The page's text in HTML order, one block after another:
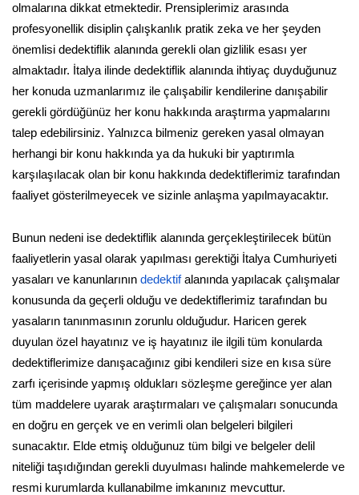
olmalarına dikkat etmektedir. Prensiplerimiz arasında
profesyonellik disiplin çalışkanlık pratik zeka ve her şeyden
önemlisi dedektiflik alanında gerekli olan gizlilik esası yer
almaktadır. İtalya ilinde dedektiflik alanında ihtiyaç duyduğunuz
her konuda uzmanlarımız ile çalışabilir kendilerine danışabilir
gerekli gördüğünüz her konu hakkında araştırma yapmalarını
talep edebilirsiniz. Yalnızca bilmeniz gereken yasal olmayan
herhangi bir konu hakkında ya da hukuki bir yaptırımla
karşılaşılacak olan bir konu hakkında dedektiflerimiz tarafından
faaliyet gösterilmeyecek ve sizinle anlaşma yapılmayacaktır.
Bunun nedeni ise dedektiflik alanında gerçekleştirilecek bütün
faaliyetlerin yasal olarak yapılması gerektiği İtalya Cumhuriyeti
yasaları ve kanunlarının dedektifalanında yapılacak çalışmalar
konusunda da geçerli olduğu ve dedektiflerimiz tarafından bu
yasaların tanınmasının zorunlu olduğudur. Haricen gerek
duyulan özel hayatınız ve iş hayatınız ile ilgili tüm konularda
dedektiflerimize danışacağınız gibi kendileri size en kısa süre
zarfı içerisinde yapmış oldukları sözleşme gereğince yer alan
tüm maddelere uyarak araştırmaları ve çalışmaları sonucunda
en doğru en gerçek ve en verimli olan belgeleri bilgileri
sunacaktır. Elde etmiş olduğunuz tüm bilgi ve belgeler delil
niteliği taşıdığından gerekli duyulması halinde mahkemelerde ve
resmi kurumlarda kullanabilme imkanınız mevcuttur.